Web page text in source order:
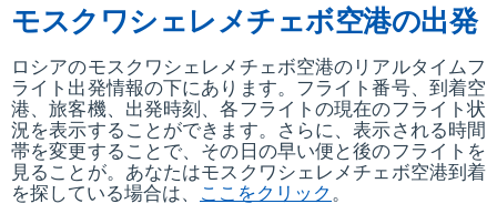
モスクワシェレメチェボ空港の出発
ロシアのモスクワシェレメチェボ空港のリアルタイムフ
ライト出発情報の下にあります。フライト番号、到着空
港、旅客機、出発時刻、各フライトの現在のフライト状
況を表示することができます。さらに、表示される時間
帯を変更することで、その日の早い便と後のフライトを
見ることが。あなたはモスクワシェレメチェボ空港到着
を探している場合は、
ここをクリック 。